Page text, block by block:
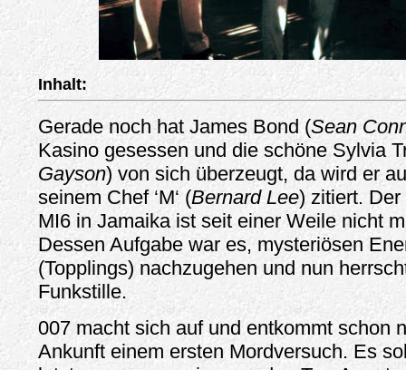
Inhalt:
Gerade noch hat James Bond (Sean
Kasino gesessen und die schöne Sylvia
Gayson) von sich überzeugt, da wird er
seinem Chef ‘M‘ (Bernard Lee) zitiert.
MI6 in Jamaika ist seit einer Weile nicht
Dessen Aufgabe war es, mysteriösen
(Topplings) nachzugehen und nun
Funkstille.
007 macht sich auf und entkommt schon
Ankunft einem ersten Mordversuch. Es